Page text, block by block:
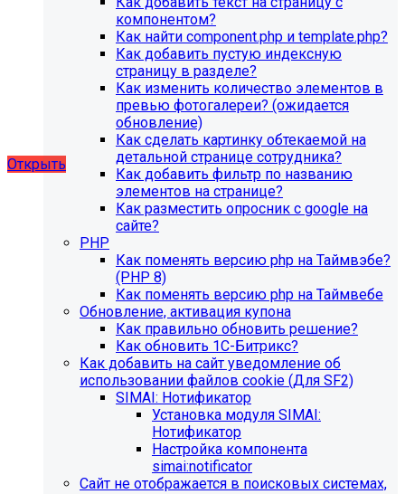
благотворительного фонда, SIMAI: Сайт детского сада,
SIMAI: Сайт компании, SIMAI: Сайт конференции, SIMAI:
Сайт медицинской организации, SIMAI: Сайт
музыкальной школы, SIMAI: Сайт РЖД медицина, SIMAI:
Сайт санатория, SIMAI: Сайт сельского поселения, SIMAI:
Сайт совета муниципальных образований, SIMAI: Сайт
спортивной школы, SIMAI: Сайт управления делами,
SIMAI: Сайт учебного центра, SIMAI: Сайт
художественной школы, SIMAI: Сайт школы
Открыть
компонентом?
Как найти component.php и template.php?
Как добавить пустую индексную
страницу в разделе?
Как изменить количество элементов в
превью фотогалереи? (ожидается
обновление)
Как сделать картинку обтекаемой на
детальной странице сотрудника?
Как добавить фильтр по названию
элементов на странице?
Как разместить опросник с google на
сайте?
PHP
Как поменять версию php на Таймвэбе?
(PHP 8)
Как поменять версию php на Таймвебе
Обновление, активация купона
Как правильно обновить решение?
Как обновить 1С-Битрикс?
Как добавить на сайт уведомление об
использовании файлов cookie (Для SF2)
SIMAI: Нотификатор
Установка модуля SIMAI:
Нотификатор
Настройка компонента
simai:notificator
Сайт не отображается в поисковых системах,